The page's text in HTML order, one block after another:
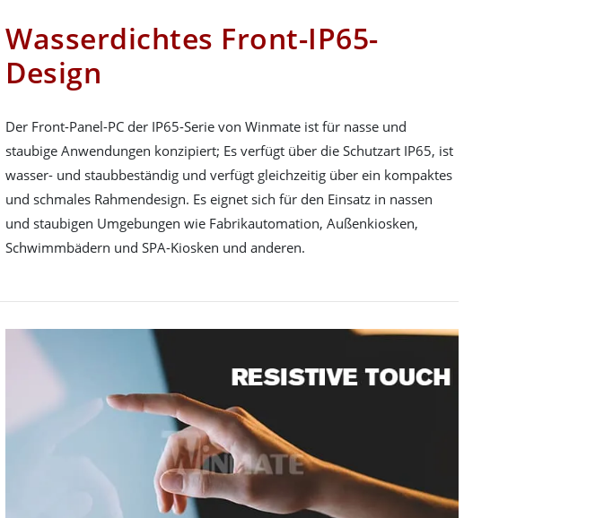
Wasserdichtes Front-IP65-
Design
Der Front-Panel-PC der IP65-Serie von Winmate ist für nasse und
staubige Anwendungen konzipiert; Es verfügt über die Schutzart IP65, ist
wasser- und staubbeständig und verfügt gleichzeitig über ein kompaktes
und schmales Rahmendesign. Es eignet sich für den Einsatz in nassen
und staubigen Umgebungen wie Fabrikautomation, Außenkiosken,
Schwimmbädern und SPA-Kiosken und anderen.